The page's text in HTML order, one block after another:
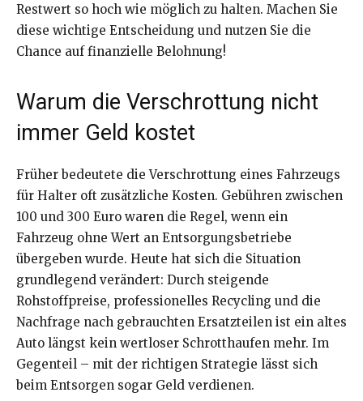
Restwert so hoch wie möglich zu halten. Machen Sie
diese wichtige Entscheidung und nutzen Sie die
Chance auf finanzielle Belohnung!
Warum die Verschrottung nicht
immer Geld kostet
Früher bedeutete die Verschrottung eines Fahrzeugs
für Halter oft zusätzliche Kosten. Gebühren zwischen
100 und 300 Euro waren die Regel, wenn ein
Fahrzeug ohne Wert an Entsorgungsbetriebe
übergeben wurde. Heute hat sich die Situation
grundlegend verändert: Durch steigende
Rohstoffpreise, professionelles Recycling und die
Nachfrage nach gebrauchten Ersatzteilen ist ein altes
Auto längst kein wertloser Schrotthaufen mehr. Im
Gegenteil – mit der richtigen Strategie lässt sich
beim Entsorgen sogar Geld verdienen.